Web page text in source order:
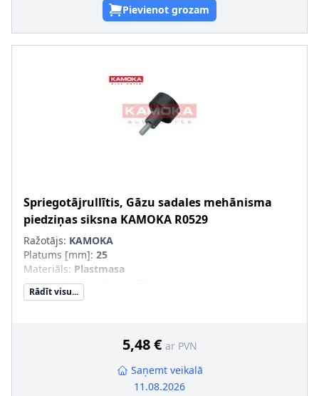
Pievienot grozam
Spriegotājrullītis, Gāzu sadales mehānisma
piedziņas siksna KAMOKA R0529
Ražotājs: KAMOKA
Platums [mm]: 25
Materiāls: Plastmasa
Ārējais diametrs [mm]
Rādīt visu...
5,48 € ar PVN
Saņemt veikalā
11.08.2026